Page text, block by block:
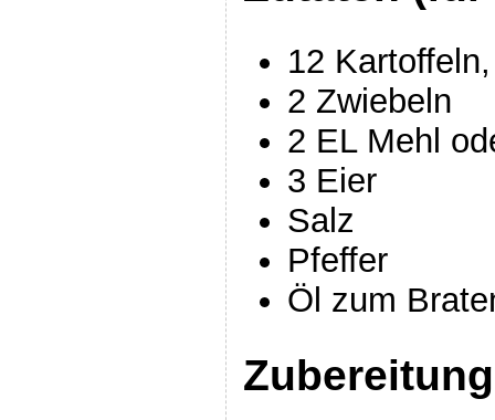
12
2 Zwiebeln
2 EL Mehl
3 Eier
Salz
Pfeffer
Öl zum